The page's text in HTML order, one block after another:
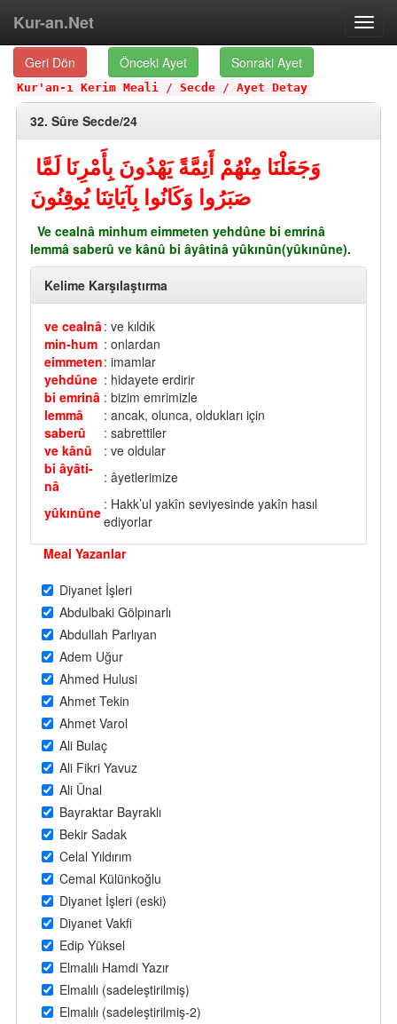
Kur-an.Net
Geri Dön Önceki Ayet Sonraki Ayet
Kur'an-ı Kerim Meali / Secde / Ayet Detay
32. Sûre Secde/24
وَجَعَلْنَا مِنْهُمْ أَئِمَّةً يَهْدُونَ بِأَمْرِنَا لَمَّا
صَبَرُوا وَكَانُوا بِآيَاتِنَا يُوقِنُونَ
Ve cealnâ minhum eimmeten yehdûne bi emrinâ
lemmâ saberû ve kânû bi âyâtinâ yûkınûn(yûkınûne).
Kelime Karşılaştırma
ve cealnâ: ve kıldık
min-hum : onlardan
eimmeten: imamlar
yehdûne : hidayete erdirir
bi emrinâ : bizim emrimizle
lemmâ
: ancak, olunca, oldukları için
saberû
: sabrettiler
ve kânû
: ve oldular
bi âyâti-
nâ
: âyetlerimize
yûkınûne : Hakk’ul yakîn seviyesinde yakîn hasıl
ediyorlar
Meal Yazanlar
Diyanet İşleri
Abdulbaki Gölpınarlı
Abdullah Parlıyan
Adem Uğur
Ahmed Hulusi
Ahmet Tekin
Ahmet Varol
Ali Bulaç
Ali Fikri Yavuz
Ali Ünal
Bayraktar Bayraklı
Bekir Sadak
Celal Yıldırım
Cemal Külünkoğlu
Diyanet İşleri (eski)
Diyanet Vakfi
Edip Yüksel
Elmalılı Hamdi Yazır
Elmalılı (sadeleştirilmiş)
Elmalılı (sadeleştirilmiş-2)